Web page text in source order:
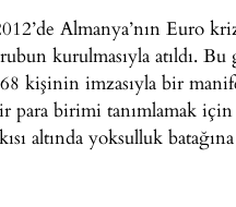
Almanya’nın Euro
kurulmasıyla atıldı.
kişinin imzasıyla bir
birimi tanımlamak için
altında yoksulluk